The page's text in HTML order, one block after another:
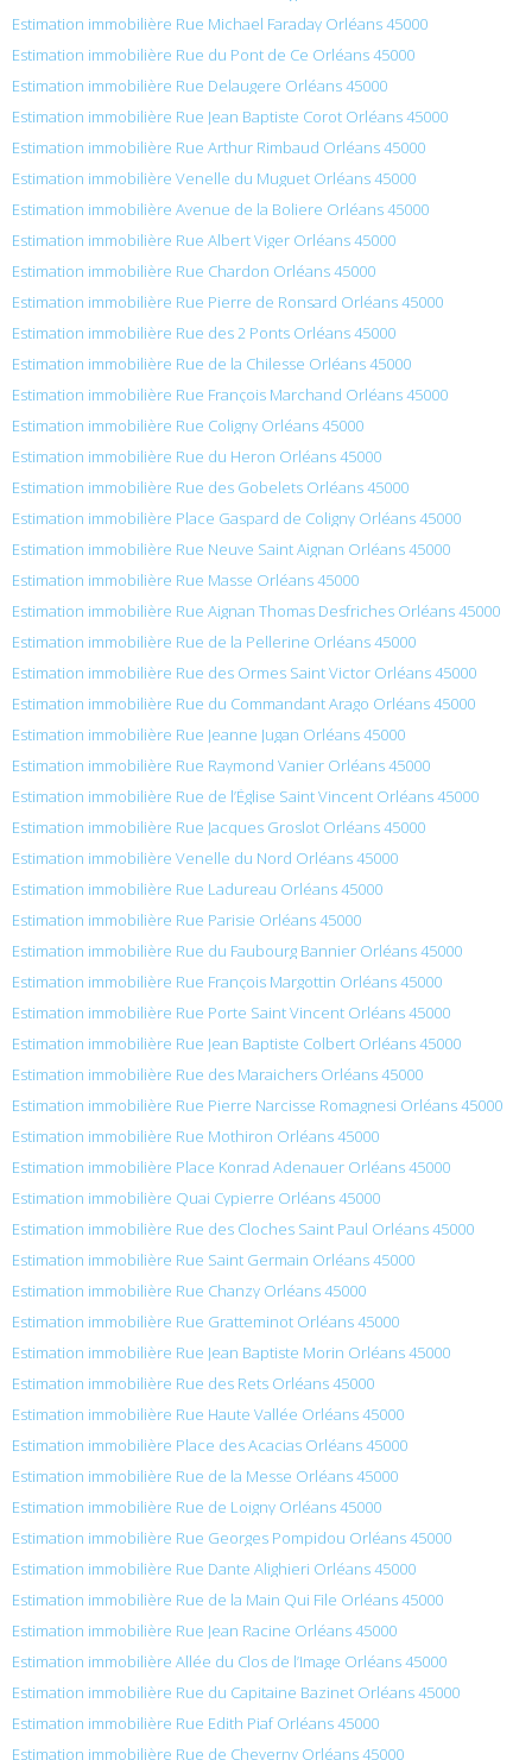
Estimation immobilière Rue Michael Faraday Orléans 45000
Estimation immobilière Rue du Pont de Ce Orléans 45000
Estimation immobilière Rue Delaugere Orléans 45000
Estimation immobilière Rue Jean Baptiste Corot Orléans 45000
Estimation immobilière Rue Arthur Rimbaud Orléans 45000
Estimation immobilière Venelle du Muguet Orléans 45000
Estimation immobilière Avenue de la Boliere Orléans 45000
Estimation immobilière Rue Albert Viger Orléans 45000
Estimation immobilière Rue Chardon Orléans 45000
Estimation immobilière Rue Pierre de Ronsard Orléans 45000
Estimation immobilière Rue des 2 Ponts Orléans 45000
Estimation immobilière Rue de la Chilesse Orléans 45000
Estimation immobilière Rue François Marchand Orléans 45000
Estimation immobilière Rue Coligny Orléans 45000
Estimation immobilière Rue du Heron Orléans 45000
Estimation immobilière Rue des Gobelets Orléans 45000
Estimation immobilière Place Gaspard de Coligny Orléans 45000
Estimation immobilière Rue Neuve Saint Aignan Orléans 45000
Estimation immobilière Rue Masse Orléans 45000
Estimation immobilière Rue Aignan Thomas Desfriches Orléans 45000
Estimation immobilière Rue de la Pellerine Orléans 45000
Estimation immobilière Rue des Ormes Saint Victor Orléans 45000
Estimation immobilière Rue du Commandant Arago Orléans 45000
Estimation immobilière Rue Jeanne Jugan Orléans 45000
Estimation immobilière Rue Raymond Vanier Orléans 45000
Estimation immobilière Rue de l’Église Saint Vincent Orléans 45000
Estimation immobilière Rue Jacques Groslot Orléans 45000
Estimation immobilière Venelle du Nord Orléans 45000
Estimation immobilière Rue Ladureau Orléans 45000
Estimation immobilière Rue Parisie Orléans 45000
Estimation immobilière Rue du Faubourg Bannier Orléans 45000
Estimation immobilière Rue François Margottin Orléans 45000
Estimation immobilière Rue Porte Saint Vincent Orléans 45000
Estimation immobilière Rue Jean Baptiste Colbert Orléans 45000
Estimation immobilière Rue des Maraichers Orléans 45000
Estimation immobilière Rue Pierre Narcisse Romagnesi Orléans 45000
Estimation immobilière Rue Mothiron Orléans 45000
Estimation immobilière Place Konrad Adenauer Orléans 45000
Estimation immobilière Quai Cypierre Orléans 45000
Estimation immobilière Rue des Cloches Saint Paul Orléans 45000
Estimation immobilière Rue Saint Germain Orléans 45000
Estimation immobilière Rue Chanzy Orléans 45000
Estimation immobilière Rue Gratteminot Orléans 45000
Estimation immobilière Rue Jean Baptiste Morin Orléans 45000
Estimation immobilière Rue des Rets Orléans 45000
Estimation immobilière Rue Haute Vallée Orléans 45000
Estimation immobilière Place des Acacias Orléans 45000
Estimation immobilière Rue de la Messe Orléans 45000
Estimation immobilière Rue de Loigny Orléans 45000
Estimation immobilière Rue Georges Pompidou Orléans 45000
Estimation immobilière Rue Dante Alighieri Orléans 45000
Estimation immobilière Rue de la Main Qui File Orléans 45000
Estimation immobilière Rue Jean Racine Orléans 45000
Estimation immobilière Allée du Clos de l’Image Orléans 45000
Estimation immobilière Rue du Capitaine Bazinet Orléans 45000
Estimation immobilière Rue Edith Piaf Orléans 45000
Estimation immobilière Rue de Cheverny Orléans 45000